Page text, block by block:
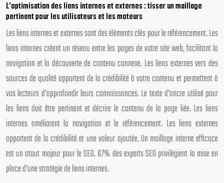
L’optimisation des liens internes et externes : tisser un maillage
pertinent pour les utilisateurs et les moteurs
Les liens internes et externes sont des éléments clés pour le référencement. Les
liens internes créent un réseau entre les pages de votre site web, facilitant la
navigation et la découverte de contenu connexe. Les liens externes vers des
sources de qualité apportent de la crédibilité à votre contenu et permettent à
vos lecteurs d’approfondir leurs connaissances. Le texte d’ancre utilisé pour
les liens doit être pertinent et décrire le contenu de la page liée. Les liens
internes améliorent la navigation et le référencement. Les liens externes
apportent de la crédibilité et une valeur ajoutée. Un maillage interne efficace
est un atout majeur pour le SEO. 67% des experts SEO privilégient la mise en
place d’une stratégie de liens internes.